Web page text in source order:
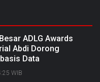
ADLG Awards
Abdi Dorong
Data
WIB